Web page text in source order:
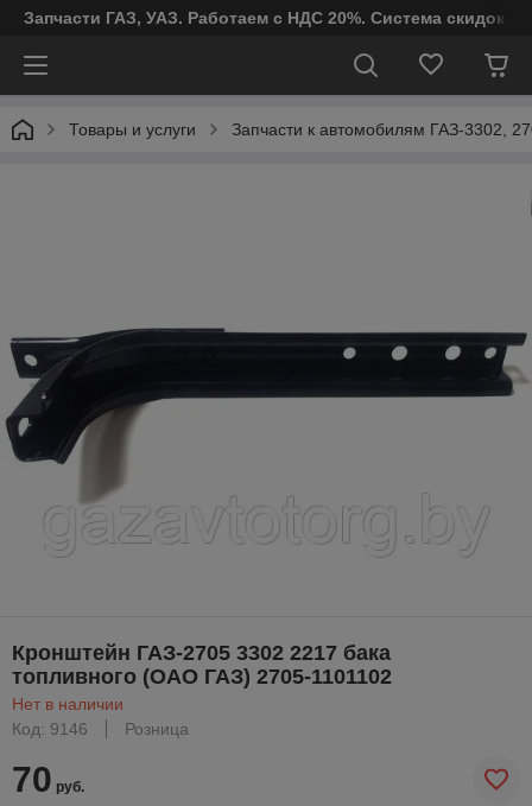
Запчасти ГАЗ, УАЗ. Работаем с НДС 20%. Система скидок
Товары и услуги Запчасти к автомобилям ГАЗ-3302,
Кронштейн ГАЗ-2705 3302 2217 бака
топливного (ОАО ГАЗ) 2705-1101102
Нет в наличии
Код: 9146
Розница
70 руб.